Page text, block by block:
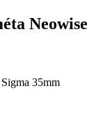
Neowise
Sigma 35mm